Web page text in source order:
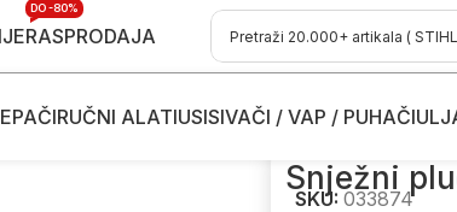
RASPRODAJA
DO -80%
RUČNI ALATIUSISIVAČI / VAP / PUHAČI
Dijelovi i nastavci za
Snježni
SKU: 033874